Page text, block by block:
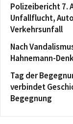
Polizeibericht 7.
Unfallflucht,
Verkehrsunfall
Nach
Hahnemann-
Tag der
verbindet
Begegnung